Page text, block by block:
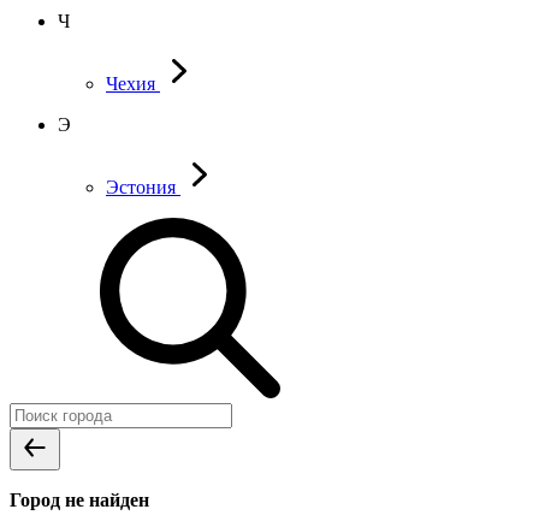
Ч
Чехия
Э
Эстония
Город не найден